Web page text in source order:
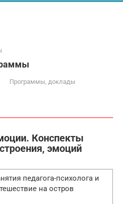
Программы, доклады
Конспекты
эмоций
педагога-психолога и
на остров